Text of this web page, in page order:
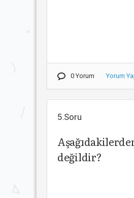
0 Yorum Yorum
5.Soru
değildir?